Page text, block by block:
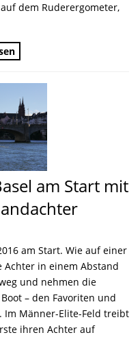
dem Ruderergometer,
am Start mit
am Start. Wie auf einer
in einem Abstand
und nehmen die
– den Favoriten und
Im Männer-Elite-Feld treibt
ihren Achter auf